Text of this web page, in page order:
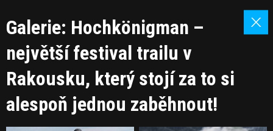
Galerie: Hochkönigman –
největší festival trailu v
Rakousku, který stojí za to si
alespoň jednou zaběhnout!